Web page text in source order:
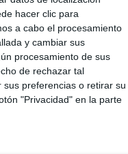
hacer clic para
a cabo el procesamiento
y cambiar sus
procesamiento de sus
de rechazar tal
preferencias o retirar su
"Privacidad" en la parte